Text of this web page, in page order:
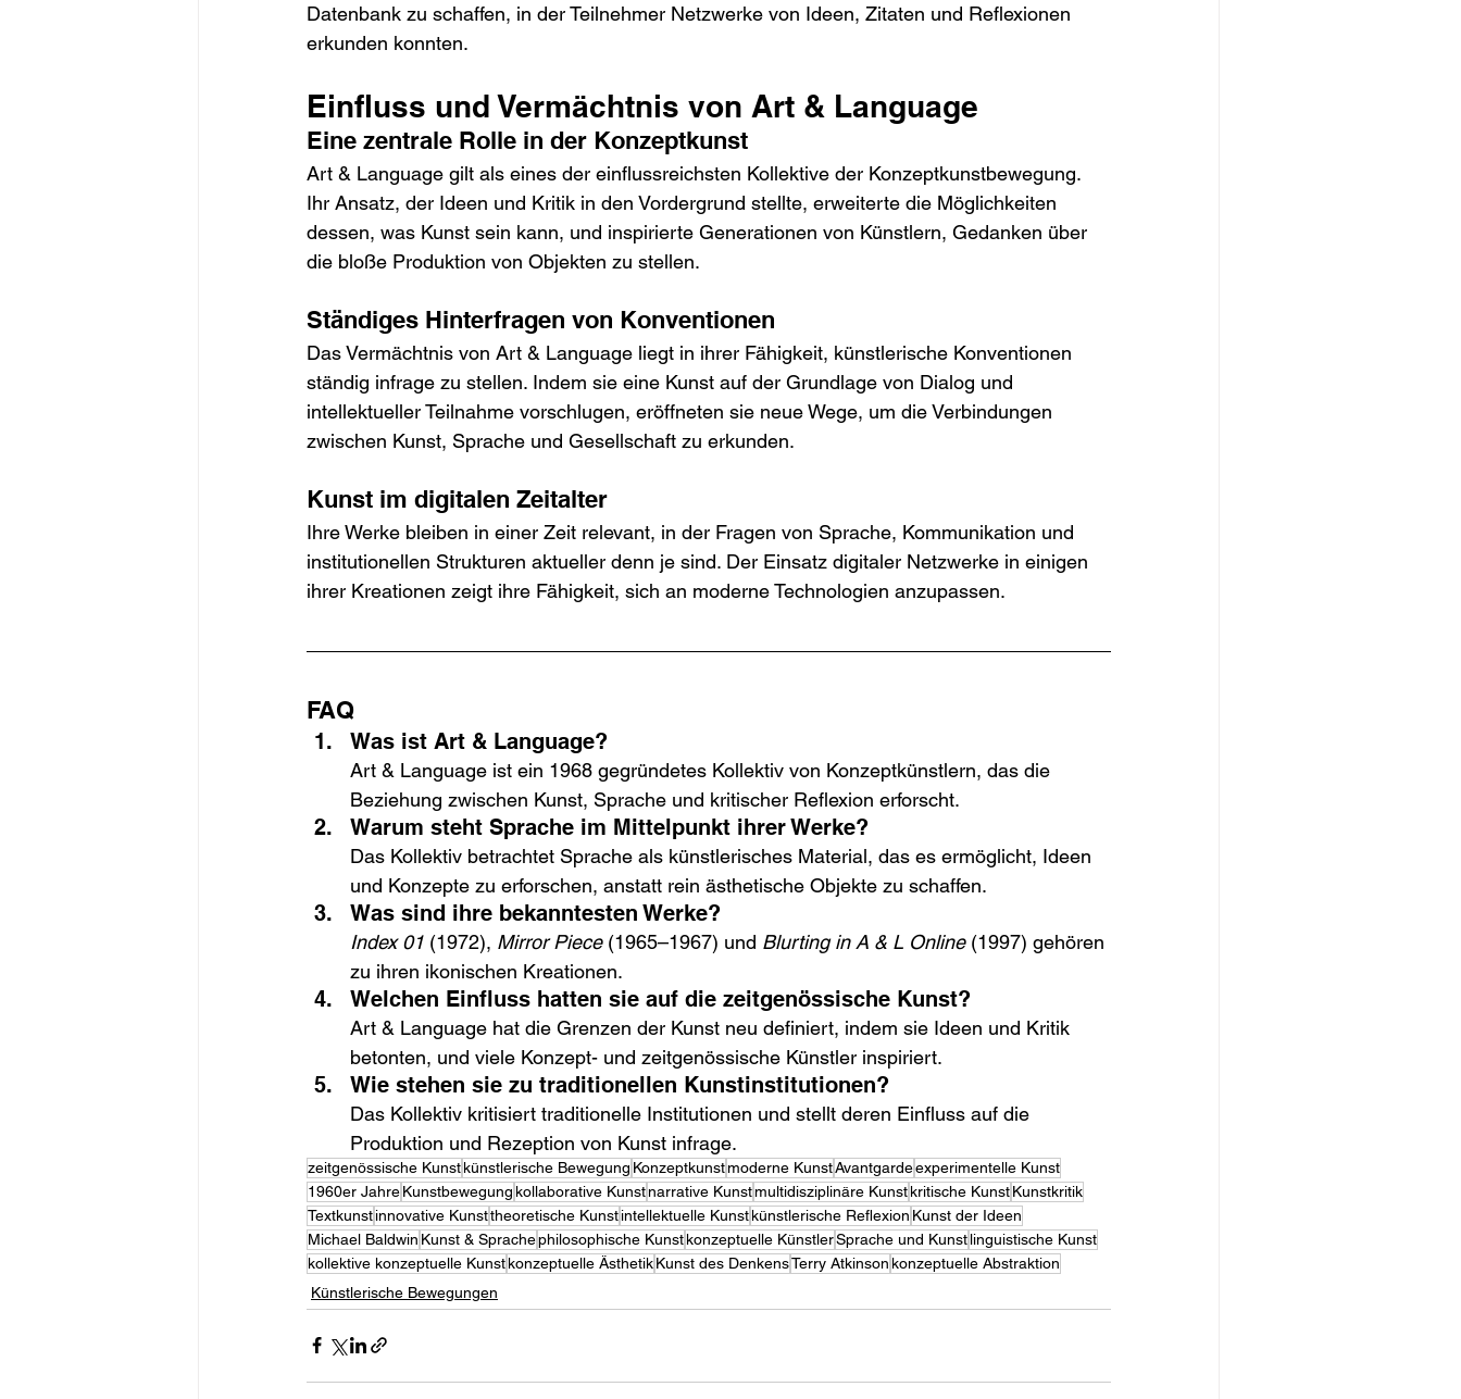
Datenbank zu schaffen, in der Teilnehmer Netzwerke von Ideen, Zitaten und Reflexionen
erkunden konnten.
Einfluss und Vermächtnis von Art & Language
Eine zentrale Rolle in der Konzeptkunst
Art & Language gilt als eines der einflussreichsten Kollektive der Konzeptkunstbewegung.
Ihr Ansatz, der Ideen und Kritik in den Vordergrund stellte, erweiterte die Möglichkeiten
dessen, was Kunst sein kann, und inspirierte Generationen von Künstlern, Gedanken über
die bloße Produktion von Objekten zu stellen.
Ständiges Hinterfragen von Konventionen
Das Vermächtnis von Art & Language liegt in ihrer Fähigkeit, künstlerische Konventionen
ständig infrage zu stellen. Indem sie eine Kunst auf der Grundlage von Dialog und
intellektueller Teilnahme vorschlugen, eröffneten sie neue Wege, um die Verbindungen
zwischen Kunst, Sprache und Gesellschaft zu erkunden.
Kunst im digitalen Zeitalter
Ihre Werke bleiben in einer Zeit relevant, in der Fragen von Sprache, Kommunikation und
institutionellen Strukturen aktueller denn je sind. Der Einsatz digitaler Netzwerke in einigen
ihrer Kreationen zeigt ihre Fähigkeit, sich an moderne Technologien anzupassen.
FAQ
Was ist Art & Language?
Art & Language ist ein 1968 gegründetes Kollektiv von Konzeptkünstlern, das die
Beziehung zwischen Kunst, Sprache und kritischer Reflexion erforscht.
Warum steht Sprache im Mittelpunkt ihrer Werke?
Das Kollektiv betrachtet Sprache als künstlerisches Material, das es ermöglicht, Ideen
und Konzepte zu erforschen, anstatt rein ästhetische Objekte zu schaffen.
Was sind ihre bekanntesten Werke?
Index 01 (1972), Mirror Piece (1965–1967) und Blurting in A & L Online (1997) gehören
zu ihren ikonischen Kreationen.
Welchen Einfluss hatten sie auf die zeitgenössische Kunst?
Art & Language hat die Grenzen der Kunst neu definiert, indem sie Ideen und Kritik
betonten, und viele Konzept- und zeitgenössische Künstler inspiriert.
Wie stehen sie zu traditionellen Kunstinstitutionen?
Das Kollektiv kritisiert traditionelle Institutionen und stellt deren Einfluss auf die
Produktion und Rezeption von Kunst infrage.
zeitgenössische Kunstkünstlerische Bewegung Konzeptkunstmoderne KunstAvantgardeexperimentelle Kunst
1960er JahreKunstbewegung kollaborative Kunstnarrative Kunstmultidisziplinäre Kunstkritische KunstKunstkritik
Textkunstinnovative Kunsttheoretische Kunstintellektuelle Kunstkünstlerische Reflexion Kunst der Ideen
Michael Baldwin Kunst & Sprachephilosophische Kunstkonzeptuelle KünstlerSprache und Kunstlinguistische Kunst
kollektive konzeptuelle Kunstkonzeptuelle ÄsthetikKunst des DenkensTerry Atkinson konzeptuelle Abstraktion
Künstlerische Bewegungen